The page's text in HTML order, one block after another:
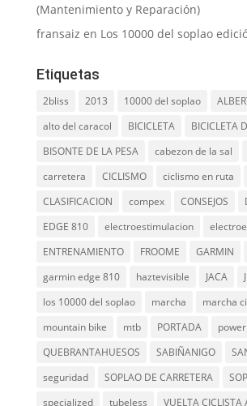
(Mantenimiento y Reparación)
fransaiz en Los 10000 del soplao
Etiquetas
2bliss 2013 10000 del soplao
alto del caracol
BICICLETA
BICICLETA
BISONTE DE LA PESA
cabezon de la sal
carretera
CICLISMO ciclismo en ruta
CLASIFICACION
compex CONSEJOS
EDGE 810
electroestimulacion
ENTRENAMIENTO
FROOME GARMIN
garmin edge 810
haztevisible JACA
los 10000 del soplao
marcha
marcha
mountain bike
mtb PORTADA
QUEBRANTAHUESOS
SABIÑANIGO
seguridad
SOPLAO DE CARRETERA
specialized
tubeless VUELTA CICLISTA